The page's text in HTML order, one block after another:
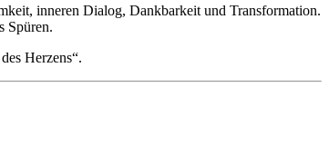
inneren Dialog, Dankbarkeit und Transformation.
Spüren.
Herzens“.